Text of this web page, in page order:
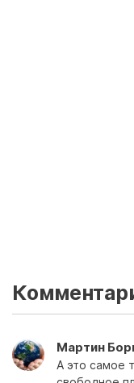
Мартин
А это самое